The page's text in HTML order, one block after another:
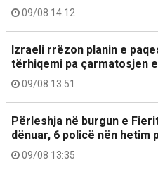
09/08 14:12
Izraeli rrëzon planin e
tërhiqemi pa çarmatosjen
09/08 13:51
Përleshja në burgun e
dënuar, 6 policë nën hetim
09/08 13:35